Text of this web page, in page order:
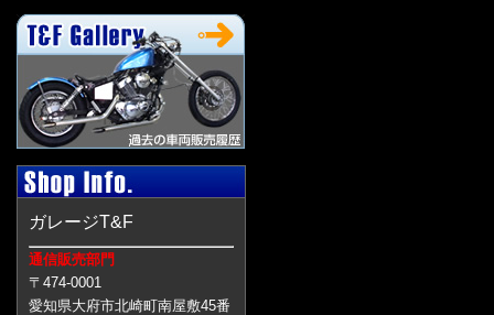
ガレージT&F
通信販売部門
〒474-0001
愛知県大府市北崎町南屋敷45番